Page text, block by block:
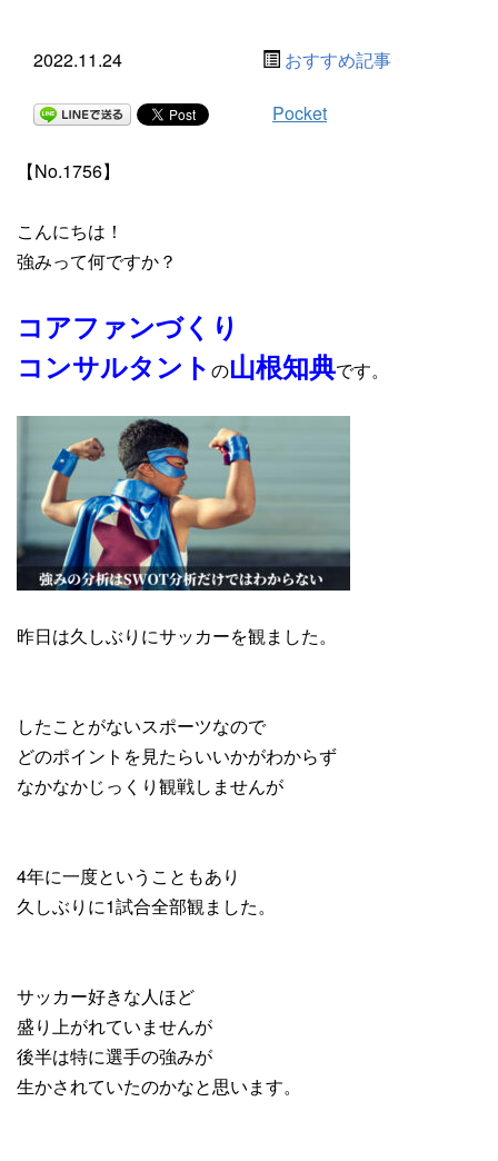
2022.11.24 おすすめ記事
Pocket
【No.1756】
こんにちは！
強みって何ですか？
コアファンづくり
コンサルタント の山根知典です。
昨日は久しぶりにサッカーを観ました。
したことがないスポーツなので
どのポイントを見たらいいかがわからず
なかなかじっくり観戦しませんが
4年に一度ということもあり
久しぶりに1試合全部観ました。
サッカー好きな人ほど
盛り上がれていませんが
後半は特に選手の強みが
生かされていたのかなと思います。